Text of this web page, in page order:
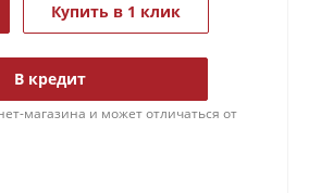
Купить в 1 клик
В кредит
магазина и может отличаться от